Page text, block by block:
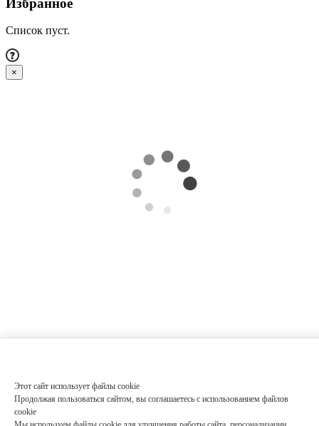
Этот сайт использует файлы cookie
Продолжая пользоваться сайтом, вы соглашаетесь с использованием файлов
cookie
Избранное
Список пуст.
×